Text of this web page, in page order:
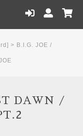
> B.I.G. JOE /
DAWN /